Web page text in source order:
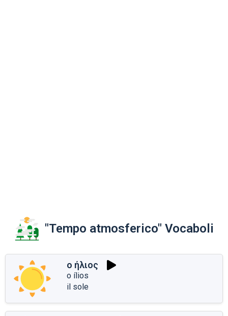
"Tempo atmosferico" Vocaboli
ο ήλιος
o ílios
il sole